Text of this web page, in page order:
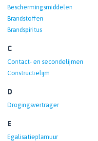
Beschermingsmiddelen
Brandstoffen
Brandspiritus
C
Contact- en secondelijmen
Constructielijm
D
Drogingsvertrager
E
Egalisatieplamuur